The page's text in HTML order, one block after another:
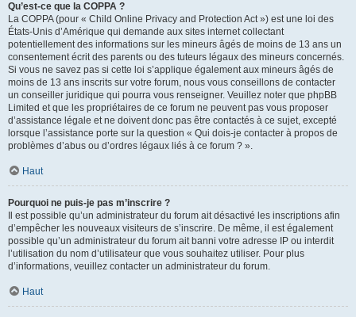
Qu’est-ce que la COPPA ?
La COPPA (pour « Child Online Privacy and Protection Act ») est une loi des
États-Unis d’Amérique qui demande aux sites internet collectant
potentiellement des informations sur les mineurs âgés de moins de 13 ans un
consentement écrit des parents ou des tuteurs légaux des mineurs concernés.
Si vous ne savez pas si cette loi s’applique également aux mineurs âgés de
moins de 13 ans inscrits sur votre forum, nous vous conseillons de contacter
un conseiller juridique qui pourra vous renseigner. Veuillez noter que phpBB
Limited et que les propriétaires de ce forum ne peuvent pas vous proposer
d’assistance légale et ne doivent donc pas être contactés à ce sujet, excepté
lorsque l’assistance porte sur la question « Qui dois-je contacter à propos de
problèmes d’abus ou d’ordres légaux liés à ce forum ? ».
Haut
Pourquoi ne puis-je pas m’inscrire ?
Il est possible qu’un administrateur du forum ait désactivé les inscriptions afin
d’empêcher les nouveaux visiteurs de s’inscrire. De même, il est également
possible qu’un administrateur du forum ait banni votre adresse IP ou interdit
l’utilisation du nom d’utilisateur que vous souhaitez utiliser. Pour plus
d’informations, veuillez contacter un administrateur du forum.
Haut